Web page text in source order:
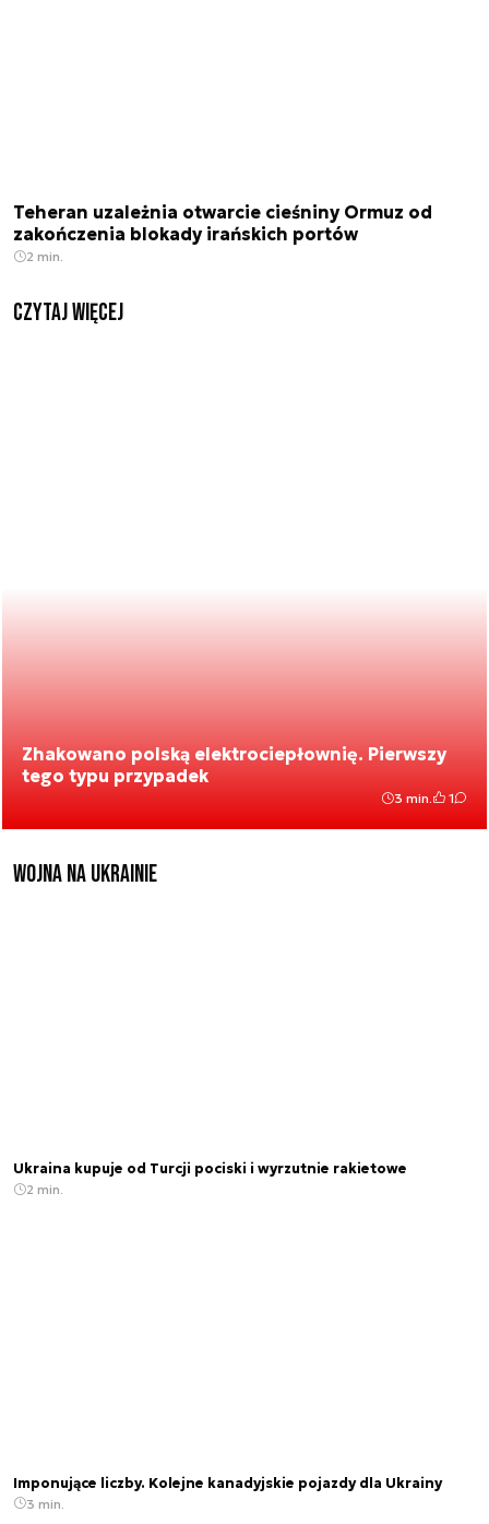
Teheran uzależnia otwarcie cieśniny Ormuz od
zakończenia blokady irańskich portów
2 min.
czytaj więcej
Zhakowano polską elektrociepłownię. Pierwszy
tego typu przypadek
3 min. 1
Wojna na Ukrainie
Ukraina kupuje od Turcji pociski i wyrzutnie rakietowe
2 min.
Imponujące liczby. Kolejne kanadyjskie pojazdy dla Ukrainy
3 min.